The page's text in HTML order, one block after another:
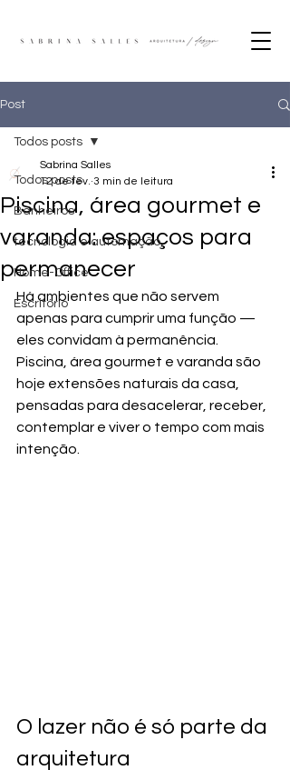
Post
Todos posts
Banheiros
tecnologia e automação
Home-Office
Escritório
Todos posts
Piscina, área gourmet e
varanda: espaços para
permanecer
Sabrina Salles
12 de fev. 3 min de leitura
Há ambientes que não servem
apenas para cumprir uma função —
eles convidam à permanência.
Piscina, área gourmet e varanda são
hoje extensões naturais da casa,
pensadas para desacelerar, receber,
contemplar e viver o tempo com mais
intenção.
O lazer não é só parte da
arquitetura